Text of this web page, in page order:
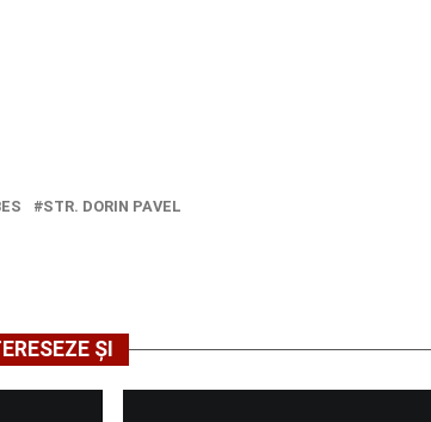
STR. DORIN PAVEL
ȘI